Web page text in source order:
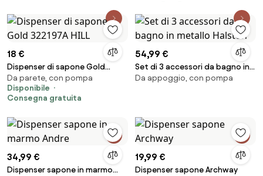
18 €
Dispenser di sapone Gold
322197A HILL
Da parete, con pompa
Disponibile
Consegna gratuita
54,99 €
Set di 3 accessori da bagno in
metallo Halston
Da appoggio, con pompa
34,99 €
Dispenser sapone in marmo
19,99 €
Dispenser sapone Archway